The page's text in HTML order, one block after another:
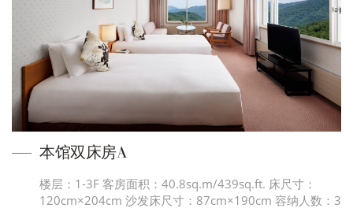
本馆双床房A
楼层：1-3F 客房面积：40.8sq.m/439sq.ft. 床尺寸：
120cm×204cm 沙发床尺寸：87cm×190cm 容纳人数：3